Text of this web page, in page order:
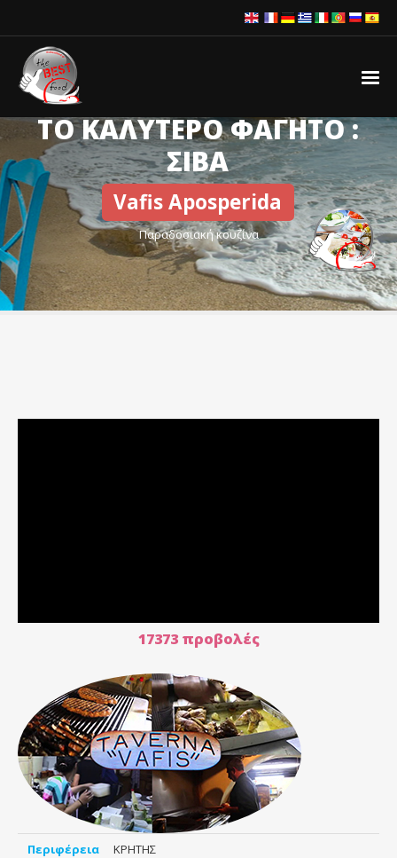
ΤΟ ΚΑΛΥΤΕΡΟ ΦΑΓΗΤΟ :
ΣΙΒΑ
Vafis Aposperida
Παραδοσιακή κουζίνα
17373 προβολές
Περιφέρεια
ΚΡΗΤΗΣ